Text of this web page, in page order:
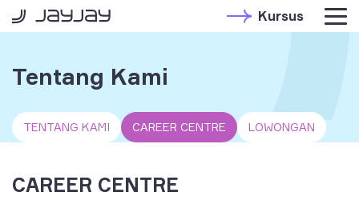
Kursus
Tentang Kami
TENTANG KAMI CAREER CENTRE LOWONGAN
CAREER CENTRE